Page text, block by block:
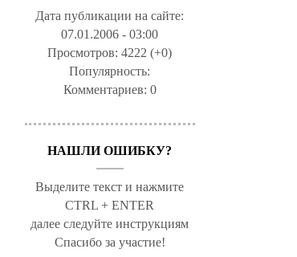
Дата публикации на сайте:
07.01.2006 - 03:00
Просмотров:4222 (+0)
Популярность:
Комментариев: 0
НАШЛИ ОШИБКУ?
Выделите текст и нажмите
CTRL + ENTER
далее следуйте инструкциям
Спасибо за участие!